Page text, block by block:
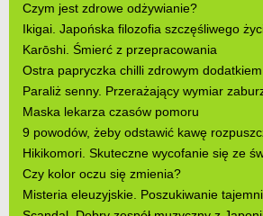
Czym jest zdrowe odżywianie?
Ikigai. Japońska filozofia szczęśliwego
Karōshi. Śmierć z przepracowania
Ostra papryczka chilli zdrowym
Paraliż senny. Przerażający wymiar
Maska lekarza czasów pomoru
9 powodów, żeby odstawić kawę
Hikikomori. Skuteczne wycofanie się ze
Czy kolor oczu się zmienia?
Misteria eleuzyjskie. Poszukiwanie